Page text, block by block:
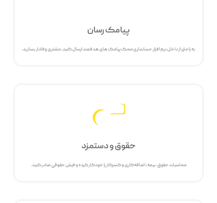
پیامک رسان
به راحتی از داخل نرم افزار حسابداری محک پیامک های هدفمند ارسال کنید، مشتری وفادار بسازید.
حقوق و دستمزد
محاسبات حقوق، بیمه، اضافه‌کاری و کسرکار را خودکار کرده و فیش حقوقی صادر کنید.